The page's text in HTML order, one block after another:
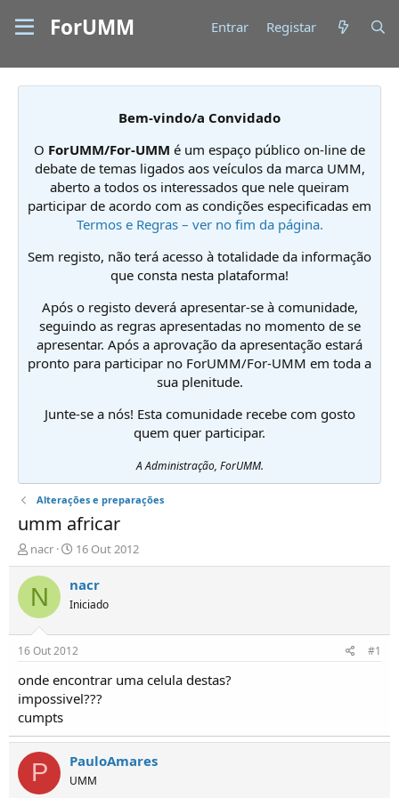
ForUMM Entrar Registar
Bem-vindo/a Convidado
O ForUMM/For-UMM é um espaço público on-line de
debate de temas ligados aos veículos da marca UMM,
aberto a todos os interessados que nele queiram
participar de acordo com as condições especificadas em
Termos e Regras – ver no fim da página.
Sem registo, não terá acesso à totalidade da informação
que consta nesta plataforma!
Após o registo deverá apresentar-se à comunidade,
seguindo as regras apresentadas no momento de se
apresentar. Após a aprovação da apresentação estará
pronto para participar no ForUMM/For-UMM em toda a
sua plenitude.
Junte-se a nós! Esta comunidade recebe com gosto
quem quer participar.
A Administração, ForUMM.
Alterações e preparações
umm africar
I
n
i
c
i
d
o
r
e
T
ó
p
c
nacr
D
a
t
a
d
i
n
í
i
16 Out 2012
N nacr
Iniciado
16 Out 2012 #1
onde encontrar uma celula destas?
impossivel???
cumpts
P PauloAmares
UMM